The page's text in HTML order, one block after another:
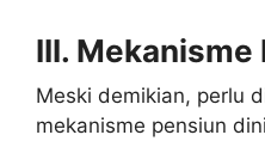
III. Mekanisme
Meski demikian, perlu
mekanisme pensiun